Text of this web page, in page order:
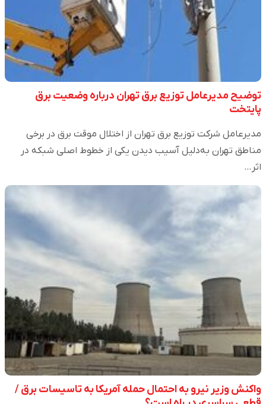
توضیح مدیرعامل توزیع برق تهران درباره وضعیت برق
پایتخت
مدیرعامل شرکت توزیع برق تهران از اختلال موقت برق در برخی
مناطق تهران به‌دلیل آسیب دیدن یکی از خطوط اصلی شبکه در
اثر…
واکنش وزیر نیرو به احتمال حمله آمریکا به تاسیسات برق /